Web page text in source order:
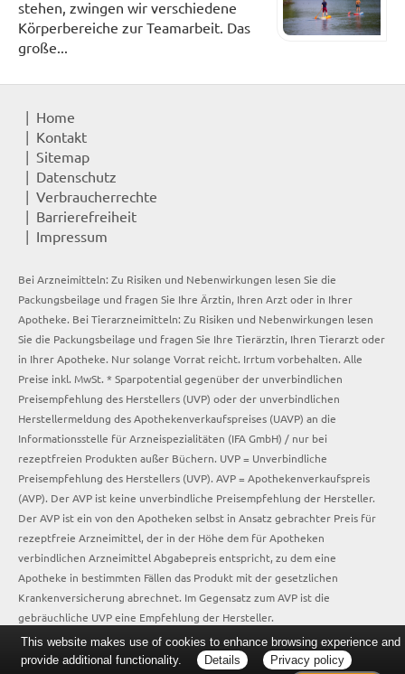
stehen, zwingen wir verschiedene
Körperbereiche zur Teamarbeit. Das
große...
Home
Kontakt
Sitemap
Datenschutz
Verbraucherrechte
Barrierefreiheit
Impressum
Bei Arzneimitteln: Zu Risiken und Nebenwirkungen lesen Sie die
Packungsbeilage und fragen Sie Ihre Ärztin, Ihren Arzt oder in Ihrer
Apotheke. Bei Tierarzneimitteln: Zu Risiken und Nebenwirkungen lesen
Sie die Packungsbeilage und fragen Sie Ihre Tierärztin, Ihren Tierarzt oder
in Ihrer Apotheke. Nur solange Vorrat reicht. Irrtum vorbehalten. Alle
Preise inkl. MwSt. * Sparpotential gegenüber der unverbindlichen
Preisempfehlung des Herstellers (UVP) oder der unverbindlichen
Herstellermeldung des Apothekenverkaufspreises (UAVP) an die
Informationsstelle für Arzneispezialitäten (IFA GmbH) / nur bei
rezeptfreien Produkten außer Büchern. UVP = Unverbindliche
Preisempfehlung des Herstellers (UVP). AVP = Apothekenverkaufspreis
(AVP). Der AVP ist keine unverbindliche Preisempfehlung der Hersteller.
Der AVP ist ein von den Apotheken selbst in Ansatz gebrachter Preis für
rezeptfreie Arzneimittel, der in der Höhe dem für Apotheken
verbindlichen Arzneimittel Abgabepreis entspricht, zu dem eine
Apotheke in bestimmten Fällen das Produkt mit der gesetzlichen
Krankenversicherung abrechnet. Im Gegensatz zum AVP ist die
gebräuchliche UVP eine Empfehlung der Hersteller.
This website makes use of cookies to enhance browsing experience and
provide additional functionality.
Details Privacy policy